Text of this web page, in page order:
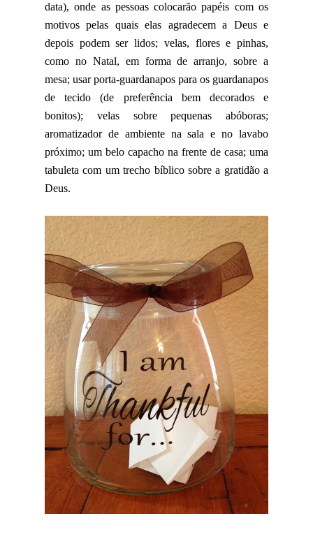
data), onde as pessoas colocarão papéis com os
motivos pelas quais elas agradecem a Deus e
depois podem ser lidos; velas, flores e pinhas,
como no Natal, em forma de arranjo, sobre a
mesa; usar porta-guardanapos para os guardanapos
de tecido (de preferência bem decorados e
bonitos); velas sobre pequenas abóboras;
aromatizador de ambiente na sala e no lavabo
próximo; um belo capacho na frente de casa; uma
tabuleta com um trecho bíblico sobre a gratidão a
Deus.